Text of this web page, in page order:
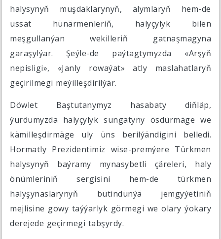
halysynyň muşdaklarynyň, alymlaryň hem-de
ussat hünärmenleriň, halyçylyk bilen
meşgullanýan wekilleriň gatnaşmagyna
garaşylýar. Şeýle-de paýtagtymyzda «Arşyň
nepisligi», «Janly rowaýat» atly maslahatlaryň
geçirilmegi meýilleşdirilýär.
Döwlet Baştutanymyz hasabaty diňläp,
ýurdumyzda halyçylyk sungatyny ösdürmäge we
kämilleşdirmäge uly üns berilýändigini belledi.
Hormatly Prezidentimiz wise-premýere Türkmen
halysynyň baýramy mynasybetli çäreleri, haly
önümleriniň sergisini hem-de türkmen
halyşynaslarynyň bütindünýä jemgyýetiniň
mejlisine gowy taýýarlyk görmegi we olary ýokary
derejede geçirmegi tabşyrdy.